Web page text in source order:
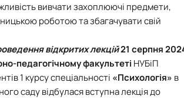
вивчати захоплюючі предмети,
роботою та збагачувати свій
відкритих лекцій21 серпня
педагогічному факультеті НУБіП
1 курсу спеціальності «Психологія» в
саду відбулася вступна лекція до